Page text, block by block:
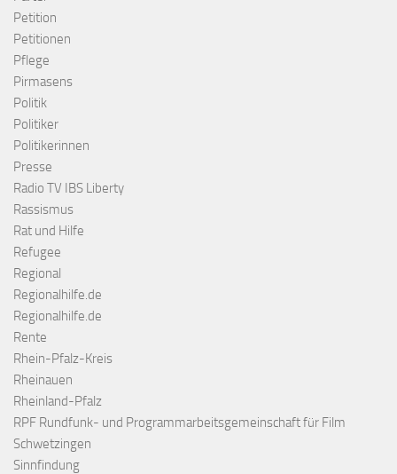
Petition
Petitionen
Pflege
Pirmasens
Politik
Politiker
Politikerinnen
Presse
Radio TV IBS Liberty
Rassismus
Rat und Hilfe
Refugee
Regional
Regionalhilfe.de
Regionalhilfe.de
Rente
Rhein-Pfalz-Kreis
Rheinauen
Rheinland-Pfalz
RPF Rundfunk- und Programmarbeitsgemeinschaft für Film
Schwetzingen
Sinnfindung